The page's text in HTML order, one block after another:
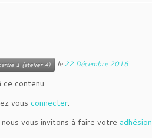
1 (atelier A) le22 Décembre 2016
contenu.
vous connecter.
nous vous invitons à faire votre adhésion